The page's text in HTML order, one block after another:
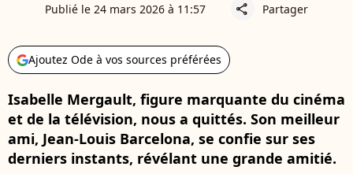
Publié le 24 mars 2026 à 11:57 share Partager
Ajoutez Ode à vos sources préférées
Isabelle Mergault, figure marquante du cinéma
et de la télévision, nous a quittés. Son meilleur
ami, Jean-Louis Barcelona, se confie sur ses
derniers instants, révélant une grande amitié.